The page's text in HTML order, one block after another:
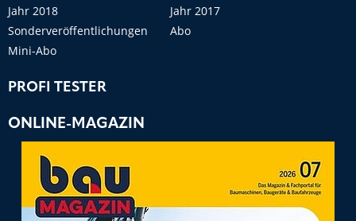
Jahr 2018
Jahr 2017
Sonderveröffentlichungen
Abo
Mini-Abo
PROFI TESTER
ONLINE-MAGAZIN